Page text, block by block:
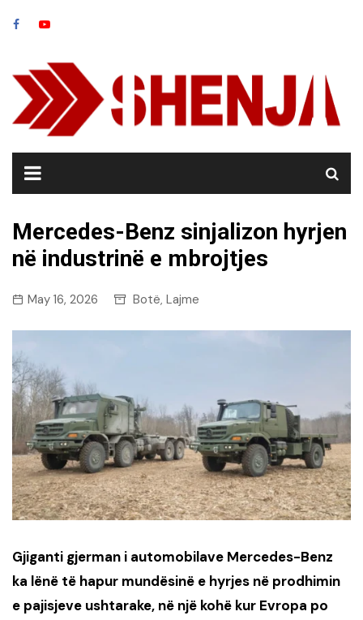
Mercedes-Benz sinjalizon hyrjen
në industrinë e mbrojtjes
May 16, 2026 Botë, Lajme
Gjiganti gjerman i automobilave Mercedes-Benz
ka lënë të hapur mundësinë e hyrjes në prodhimin
e pajisjeve ushtarake, në një kohë kur Evropa po